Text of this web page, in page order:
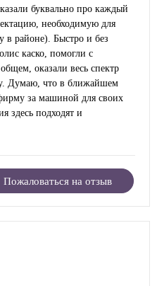
буквально про каждый
необходимую для
в районе). Быстро и без
каско, помогли с
оказали весь спектр
Думаю, что в ближайшем
за машиной для своих
здесь подходят и
Пожаловаться на отзыв